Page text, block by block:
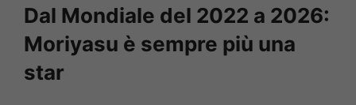
Dal Mondiale del 2022 a 2026:
Moriyasu è sempre più una
star